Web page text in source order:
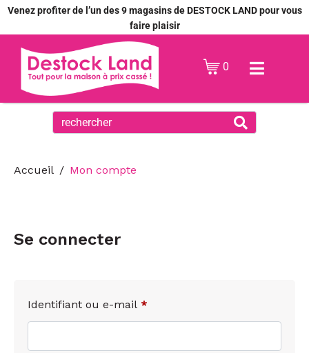
Venez profiter de l’un des 9 magasins de DESTOCK LAND pour vous
faire plaisir
0
Accueil Mon compte
Se connecter
Identifiant ou e-mail *